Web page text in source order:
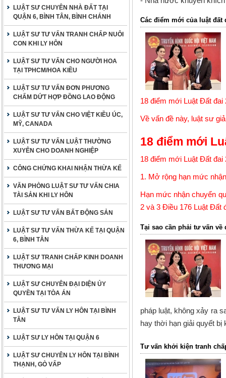
LUẬT SƯ CHUYÊN NHÀ ĐẤT TẠI
QUẬN 6, BÌNH TÂN, BÌNH CHÁNH
LUẬT SƯ TƯ VẤN TRANH CHẤP NUÔI
CON KHI LY HÔN
LUẬT SƯ TƯ VẤN CHO NGƯỜI HOA
TẠI TPHCM/HOA KIỀU
LUẬT SƯ TƯ VẤN ĐƠN PHƯƠNG
CHẤM DỨT HỢP ĐỒNG LAO ĐỘNG
LUẬT SƯ TƯ VẤN CHO VIỆT KIỀU ÚC,
MỸ, CANADA
LUẬT SƯ TƯ VẤN LUẬT THƯỜNG
XUYÊN CHO DOANH NGHIỆP
CÔNG CHỨNG KHAI NHẬN THỪA KẾ
VĂN PHÒNG LUẬT SƯ TƯ VẤN CHIA
TÀI SẢN KHI LY HÔN
LUẬT SƯ TƯ VẤN BẤT ĐỘNG SẢN
LUẬT SƯ TƯ VẤN THỪA KẾ TẠI QUẬN
6, BÌNH TÂN
LUẬT SƯ TRANH CHẤP KINH DOANH
THƯƠNG MẠI
LUẬT SƯ CHUYÊN ĐẠI DIỆN ỦY
QUYỀN TẠI TÒA ÁN
LUẬT SƯ TƯ VẤN LY HÔN TẠI BÌNH
TÂN
LUẬT SƯ LY HÔN TẠI QUẬN 6
LUẬT SƯ CHUYÊN LY HÔN TẠI BÌNH
THẠNH, GÒ VẤP
Các điểm mới của luật đất
18 điểm mới Luật Đất đai
Về vấn đề này, luật sư
18 điểm mới
18 điểm mới Luật Đất đai
1. Mở rộng hạn mức
Hạn mức nhận chuyển
2 và 3 Điều 176 Luật Đất
Tại sao cần phải tư vấn về
pháp luật, không xảy ra
hay thời hạn giải quyết bị
Tư vấn khởi kiện tranh